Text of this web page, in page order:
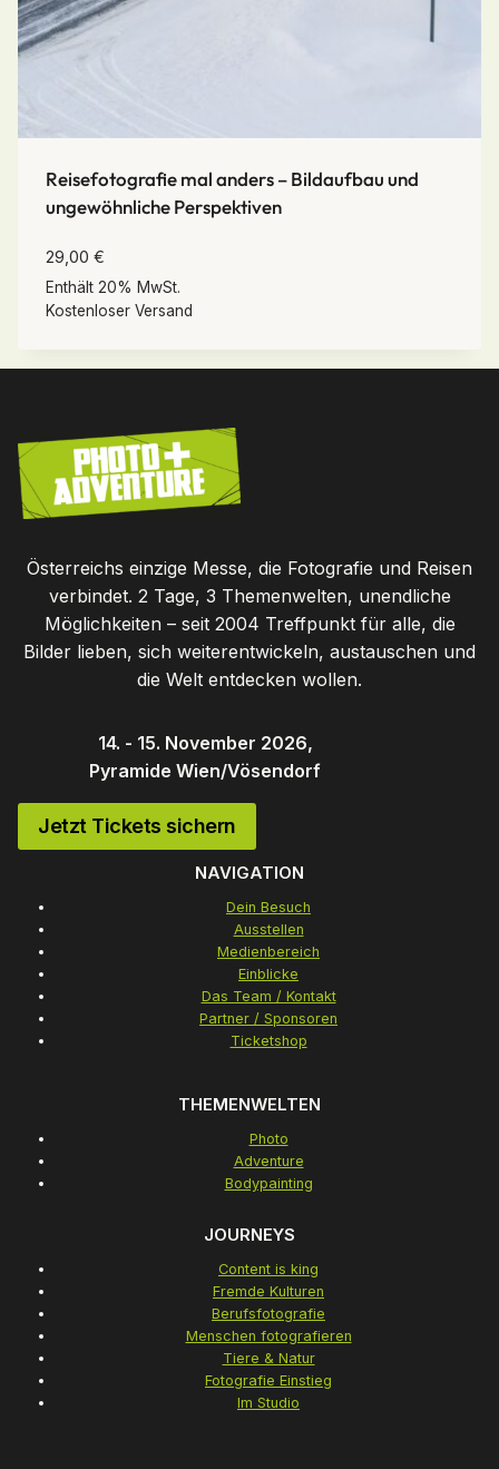
Reisefotografie mal anders – Bildaufbau und
ungewöhnliche Perspektiven
29,00 €
Enthält 20% MwSt.
Kostenloser Versand
Österreichs einzige Messe, die Fotografie und Reisen
verbindet. 2 Tage, 3 Themenwelten, unendliche
Möglichkeiten – seit 2004 Treffpunkt für alle, die
Bilder lieben, sich weiterentwickeln, austauschen und
die Welt entdecken wollen.
14. - 15. November 2026,
Pyramide Wien/Vösendorf
Jetzt Tickets sichern
NAVIGATION
Dein Besuch
Ausstellen
Medienbereich
Einblicke
Das Team / Kontakt
Partner / Sponsoren
Ticketshop
THEMENWELTEN
Photo
Adventure
Bodypainting
JOURNEYS
Content is king
Fremde Kulturen
Berufsfotografie
Menschen fotografieren
Tiere & Natur
Fotografie Einstieg
Im Studio